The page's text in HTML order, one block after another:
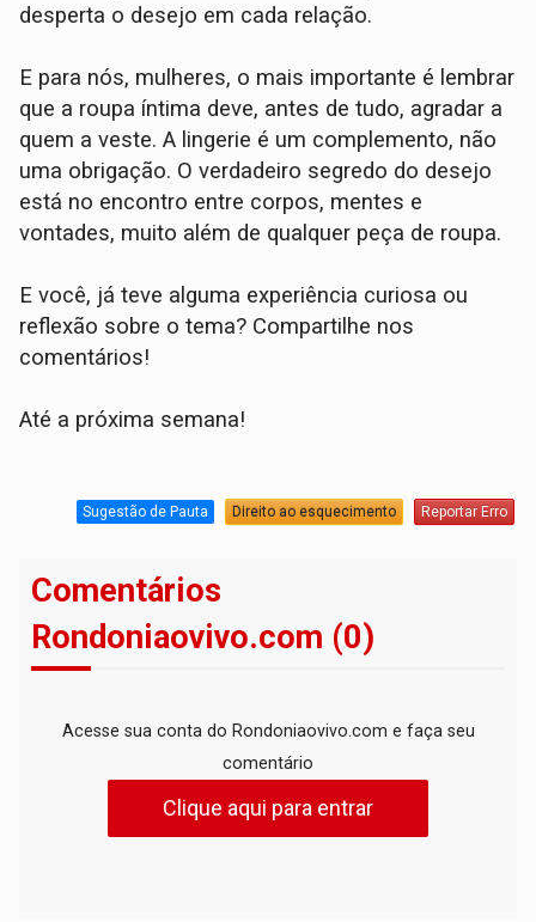
desperta o desejo em cada relação.
E para nós, mulheres, o mais importante é lembrar
que a roupa íntima deve, antes de tudo, agradar a
quem a veste. A lingerie é um complemento, não
uma obrigação. O verdadeiro segredo do desejo
está no encontro entre corpos, mentes e
vontades, muito além de qualquer peça de roupa.
E você, já teve alguma experiência curiosa ou
reflexão sobre o tema? Compartilhe nos
comentários!
Até a próxima semana!
Sugestão de Pauta Direito ao esquecimento Reportar Erro
Comentários
Rondoniaovivo.com (0)
Acesse sua conta do Rondoniaovivo.com e faça seu
comentário
Clique aqui para entrar